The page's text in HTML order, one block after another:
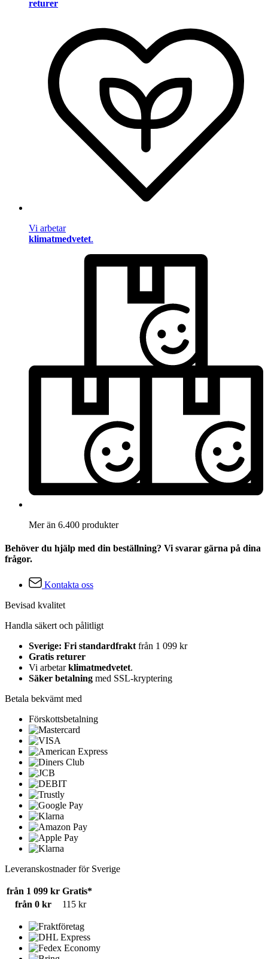
returer
Vi arbetar
klimatmedvetet.
Mer än 6.400 produkter
Behöver du hjälp med din beställning? Vi svarar gärna på dina
frågor.
Kontakta oss
Bevisad kvalitet
Handla säkert och pålitligt
Sverige: Fri standardfraktfrån 1 099 kr
Gratis returer
Vi arbetarklimatmedvetet.
Säker betalning med SSL-kryptering
Betala bekvämt med
Förskottsbetalning
Leveranskostnader för Sverige
från 1 099 kr Gratis*
från 0 kr
115 kr